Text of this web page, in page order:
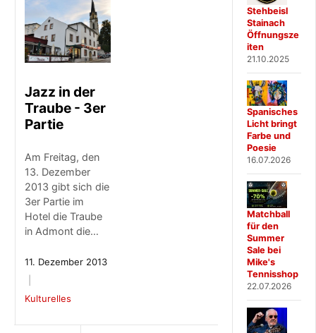
Jazz in der
Traube - 3er
Partie
Am Freitag, den
13. Dezember
2013 gibt sich die
3er Partie im
Hotel die Traube
in Admont die…
11. Dezember 2013
Kulturelles
Stehbeisl
Stainach
Öffnungsze
iten
21.10.2025
Spanisches
Licht bringt
Farbe und
Poesie
16.07.2026
Matchball
für den
Summer
Sale bei
Mike's
Tennisshop
22.07.2026